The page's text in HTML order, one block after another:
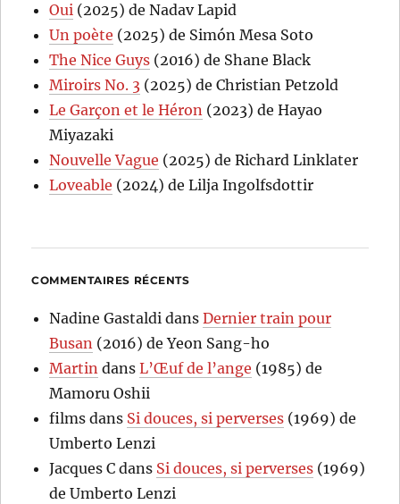
Oui (2025) de Nadav Lapid
Un poète (2025) de Simón Mesa Soto
The Nice Guys (2016) de Shane Black
Miroirs No. 3 (2025) de Christian Petzold
Le Garçon et le Héron (2023) de Hayao
Miyazaki
Nouvelle Vague (2025) de Richard Linklater
Loveable (2024) de Lilja Ingolfsdottir
COMMENTAIRES RÉCENTS
Nadine Gastaldi dansDernier train pour
Busan (2016) de Yeon Sang-ho
Martin dansL’Œuf de l’ange (1985) de
Mamoru Oshii
films dans Si douces, si perverses (1969) de
Umberto Lenzi
Jacques C dans Si douces, si perverses (1969)
de Umberto Lenzi